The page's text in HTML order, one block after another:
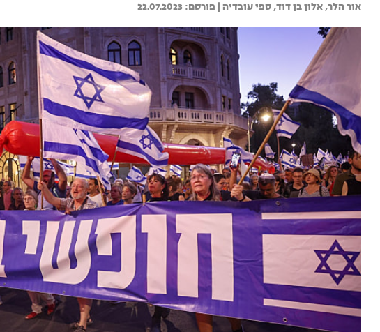
אור הלר, אלון בן דוד, ספי עובדיה | 22.07.2023